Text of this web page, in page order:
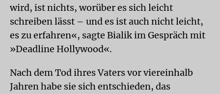
wird, ist nichts, worüber es sich leicht
schreiben lässt – und es ist auch nicht leicht,
es zu erfahren«, sagte Bialik im Gespräch mit
»Deadline Hollywood«.
Nach dem Tod ihres Vaters vor viereinhalb
Jahren habe sie sich entschieden, das